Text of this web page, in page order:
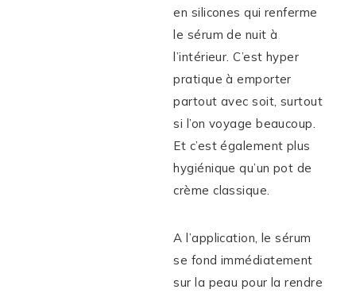
en silicones qui renferme
le sérum de nuit à
l’intérieur. C’est hyper
pratique à emporter
partout avec soit, surtout
si l’on voyage beaucoup.
Et c’est également plus
hygiénique qu’un pot de
crème classique.
A l’application, le sérum
se fond immédiatement
sur la peau pour la rendre